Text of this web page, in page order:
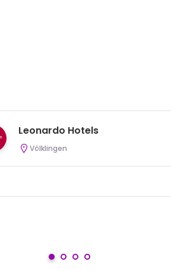
Leonardo Hotels
Völklingen